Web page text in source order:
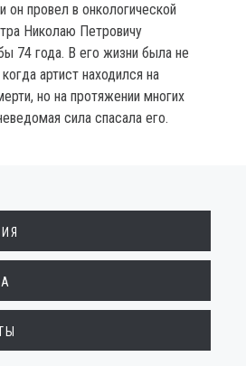
он провел в онкологической
Николаю Петровичу
74 года. В его жизни была не
артист находился на
но на протяжении многих
сила спасала его.